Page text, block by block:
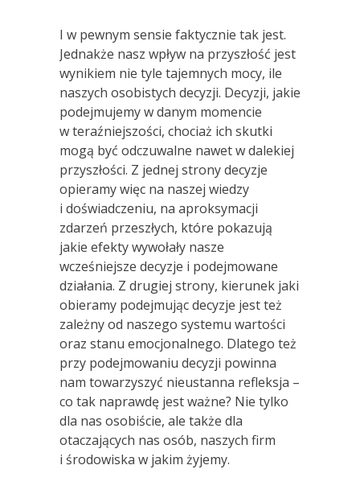
I w pewnym sensie faktycznie tak jest.
Jednakże nasz wpływ na przyszłość jest
wynikiem nie tyle tajemnych mocy, ile
naszych osobistych decyzji. Decyzji, jakie
podejmujemy w danym momencie
w teraźniejszości, chociaż ich skutki
mogą być odczuwalne nawet w dalekiej
przyszłości. Z jednej strony decyzje
opieramy więc na naszej wiedzy
i doświadczeniu, na aproksymacji
zdarzeń przeszłych, które pokazują
jakie efekty wywołały nasze
wcześniejsze decyzje i podejmowane
działania. Z drugiej strony, kierunek jaki
obieramy podejmując decyzje jest też
zależny od naszego systemu wartości
oraz stanu emocjonalnego. Dlatego też
przy podejmowaniu decyzji powinna
nam towarzyszyć nieustanna refleksja –
co tak naprawdę jest ważne? Nie tylko
dla nas osobiście, ale także dla
otaczających nas osób, naszych firm
i środowiska w jakim żyjemy.